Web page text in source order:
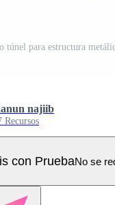
najiib
Recursos
con PruebaNo se